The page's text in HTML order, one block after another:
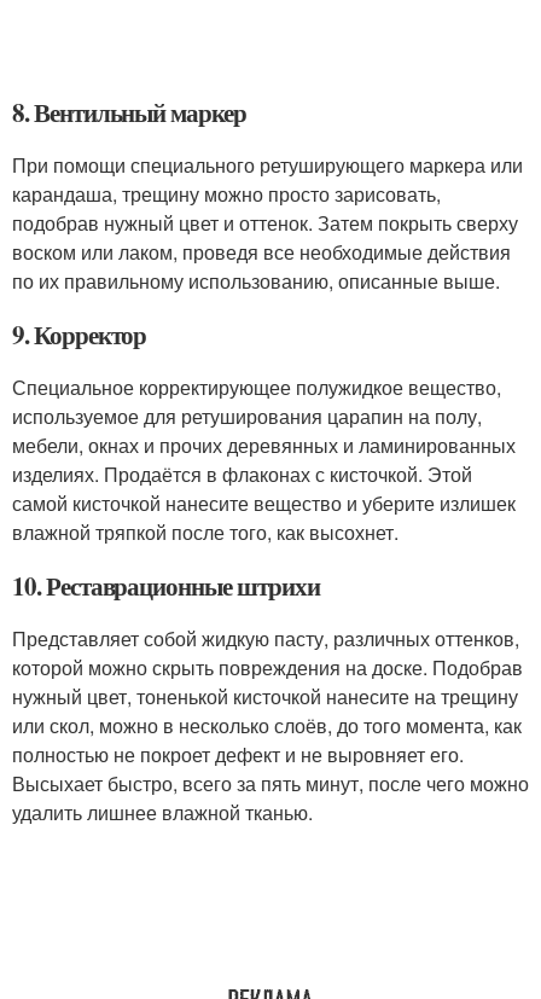
8. Вентильный маркер
При помощи специального ретуширующего маркера или
карандаша, трещину можно просто зарисовать,
подобрав нужный цвет и оттенок. Затем покрыть сверху
воском или лаком, проведя все необходимые действия
по их правильному использованию, описанные выше.
9. Корректор
Специальное корректирующее полужидкое вещество,
используемое для ретуширования царапин на полу,
мебели, окнах и прочих деревянных и ламинированных
изделиях. Продаётся в флаконах с кисточкой. Этой
самой кисточкой нанесите вещество и уберите излишек
влажной тряпкой после того, как высохнет.
10. Реставрационные штрихи
Представляет собой жидкую пасту, различных оттенков,
которой можно скрыть повреждения на доске. Подобрав
нужный цвет, тоненькой кисточкой нанесите на трещину
или скол, можно в несколько слоёв, до того момента, как
полностью не покроет дефект и не выровняет его.
Высыхает быстро, всего за пять минут, после чего можно
удалить лишнее влажной тканью.